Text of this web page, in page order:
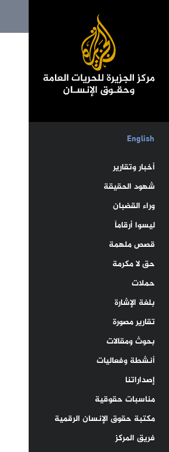
English
أخبار وتقارير
شهود الحقيقة
وراء القضبان
ليسوا أرقاماً
قصص ملهمة
حق لا مكرمة
حملات
بلغة الإشارة
تقارير مصورة
بحوث ومقالات
أنشطة وفعاليات
إصداراتنا
مناسبات حقوقية
مكتبة حقوق الإنسان الرقمية
فريق المركز